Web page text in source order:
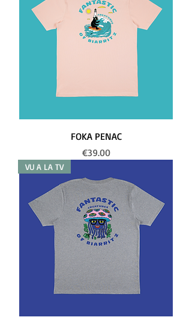
FOKA PENAC
Price
€39.00
VU A LA TV